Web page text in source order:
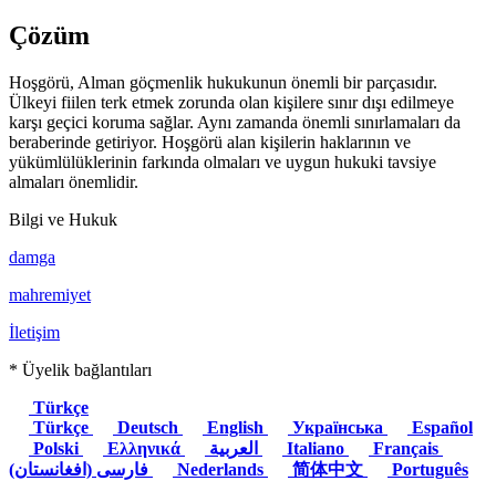
Çözüm
Hoşgörü, Alman göçmenlik hukukunun önemli bir parçasıdır.
Ülkeyi fiilen terk etmek zorunda olan kişilere sınır dışı edilmeye
karşı geçici koruma sağlar. Aynı zamanda önemli sınırlamaları da
beraberinde getiriyor. Hoşgörü alan kişilerin haklarının ve
yükümlülüklerinin farkında olmaları ve uygun hukuki tavsiye
almaları önemlidir.
Bilgi ve Hukuk
damga
mahremiyet
İletişim
* Üyelik bağlantıları
Türkçe
Türkçe
Deutsch English Українська
Español
Polski
Ελληνικά Italiano
Français
Nederlands 简体中文
Português